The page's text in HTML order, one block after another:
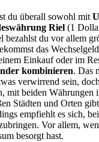
du überall sowohl mit
Riel (1
bezahlst du vor allem
das
Einkauf oder im
kombinieren. Das
verwirrend sein,
mit beiden Währungen
Städten und Orten
empfiehlt es sich,
Vor allem,
besorgt hast.